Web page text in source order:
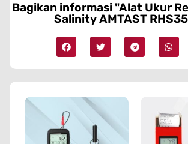
Bagikan informasi "Alat Ukur
Salinity AMTAST